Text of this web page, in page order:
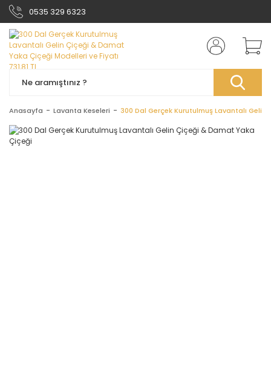
0535 329 6323
Anasayfa Lavanta Keseleri 300 Dal Gerçek Kurutulmuş Lavantalı